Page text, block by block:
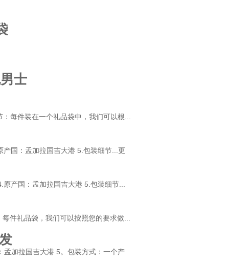
士
每件装在一个礼品袋中，我们可以根...
国：孟加拉国吉大港 5.包装细节...更
产国：孟加拉国吉大港 5.包装细节...
件礼品袋，我们可以按照您的要求做...
加拉国吉大港 5。包装方式：一个产